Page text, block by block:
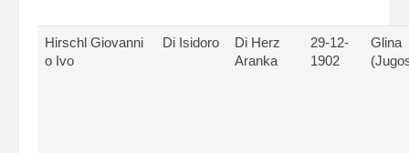
Hirschl Giovanni
o Ivo
Di Isidoro
Di Herz
Aranka
29-12-
1902
Glina